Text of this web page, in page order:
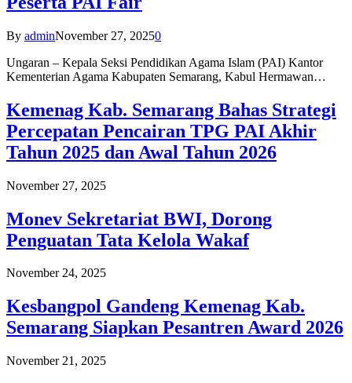
By adminNovember 27, 20250
Ungaran – Kepala Seksi Pendidikan Agama Islam (PAI) Kantor
Kementerian Agama Kabupaten Semarang, Kabul Hermawan…
Kemenag Kab. Semarang Bahas Strategi
Percepatan Pencairan TPG PAI Akhir
Tahun 2025 dan Awal Tahun 2026
November 27, 2025
Monev Sekretariat BWI, Dorong
Penguatan Tata Kelola Wakaf
November 24, 2025
Kesbangpol Gandeng Kemenag Kab.
Semarang Siapkan Pesantren Award 2026
November 21, 2025